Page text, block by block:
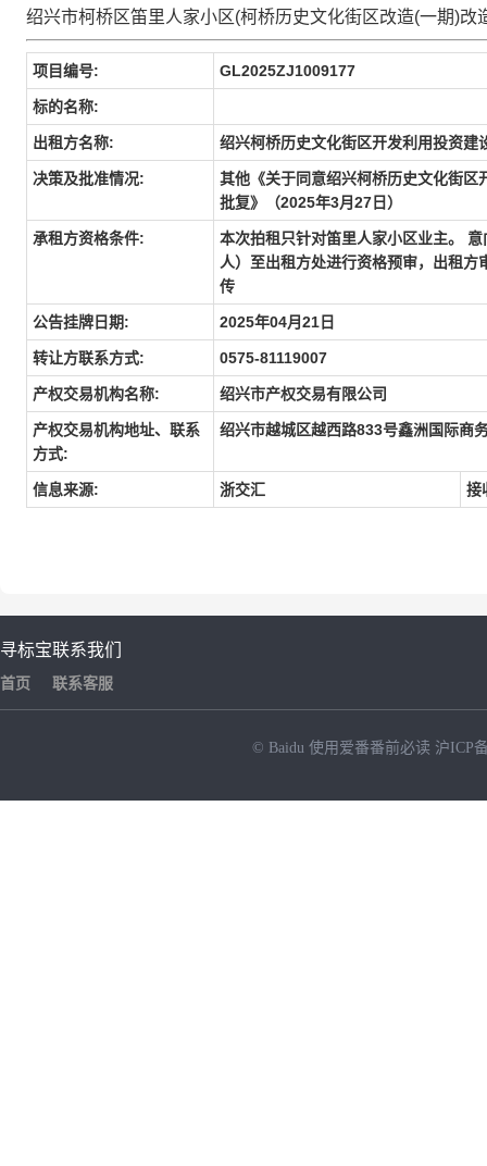
绍兴市柯桥区笛里人家小区(柯桥历史文化街区改造(一期)
项目编号: GL2025ZJ1009177
标的名称:
出租方名称: 绍兴柯桥历史文化街区开发利用投资建
决策及批准情况:
其他《关于同意绍兴柯桥历史文化街
批复》（2025年3月27日）
承租方资格条件:
本次拍租只针对笛里人家小区业主。
人）至出租方处进行资格预审，出租
传
公告挂牌日期: 2025年04月21日
转让方联系方式: 0575-81119007
产权交易机构名称: 绍兴市产权交易有限公司
产权交易机构地址、联系
方式:
绍兴市越城区越西路833号鑫洲国际商
信息来源: 浙交汇 接
寻标宝
首页
联系我们
联系客服
© Baidu 使用爱番番前必读 沪ICP